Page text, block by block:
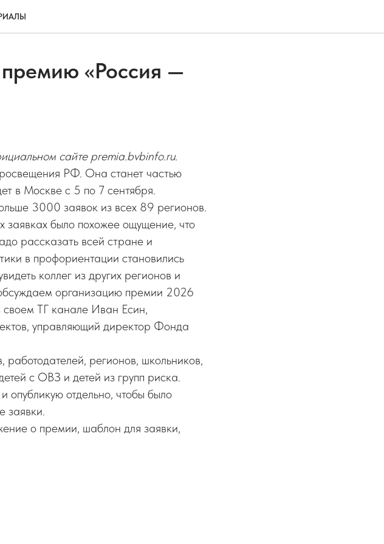
«Россия —
сайте premia.bvbinfo.ru.
РФ. Она станет частью
в Москве с 5 по 7 сентября.
3000 заявок из всех 89 регионов.
было похожее ощущение, что
рассказать всей стране и
в профориентации становились
коллег из других регионов и
организацию премии 2026
своем ТГ канале Иван Есин,
управляющий директор Фонда
работодателей, регионов, школьников,
с ОВЗ и детей из групп риска.
отдельно, чтобы было
заявки.
о премии, шаблон для заявки,